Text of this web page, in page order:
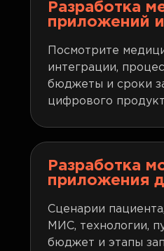
Разработка
приложений
Посмотрите
интеграции,
бюджеты и сроки
цифрового
Разработка
приложения
Сценарии
МИС, технологии,
бюджет и этапы